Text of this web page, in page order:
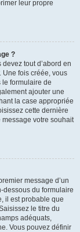
leur propre
?
tout d’abord en
Une fois créée, vous
formulaire de
ajouter une
la case appropriée
cette dernière
votre souhait
message d’un
dessous du formulaire
il est probable que
le titre du
adéquats,
Vous pouvez définir